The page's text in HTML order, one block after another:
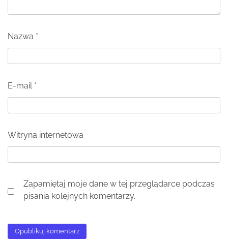
Nazwa *
E-mail *
Witryna internetowa
Zapamiętaj moje dane w tej przeglądarce podczas
pisania kolejnych komentarzy.